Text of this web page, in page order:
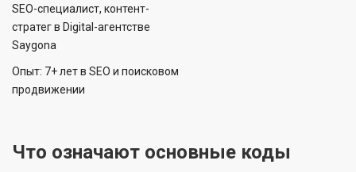
SEO-специалист, контент-
стратег в Digital-агентстве
Saygona
Опыт: 7+ лет в SEO и поисковом
продвижении
Что означают основные коды